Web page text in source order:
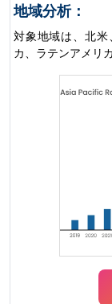
地域分析：
対象地域は、北
カ、ラテンアメリ